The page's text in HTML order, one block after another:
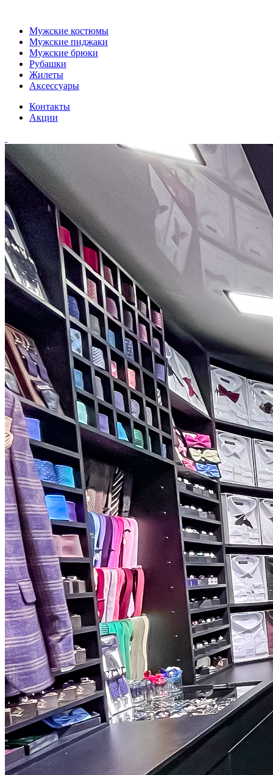
Мужские костюмы
Мужские пиджаки
Мужские брюки
Рубашки
Жилеты
Аксессуары
Контакты
Акции